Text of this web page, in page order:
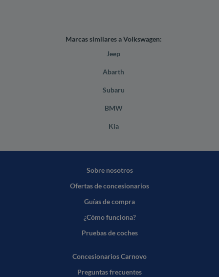
Marcas similares a Volkswagen:
Jeep
Abarth
Subaru
BMW
Kia
Sobre nosotros
Ofertas de concesionarios
Guías de compra
¿Cómo funciona?
Pruebas de coches
Concesionarios Carnovo
Preguntas frecuentes